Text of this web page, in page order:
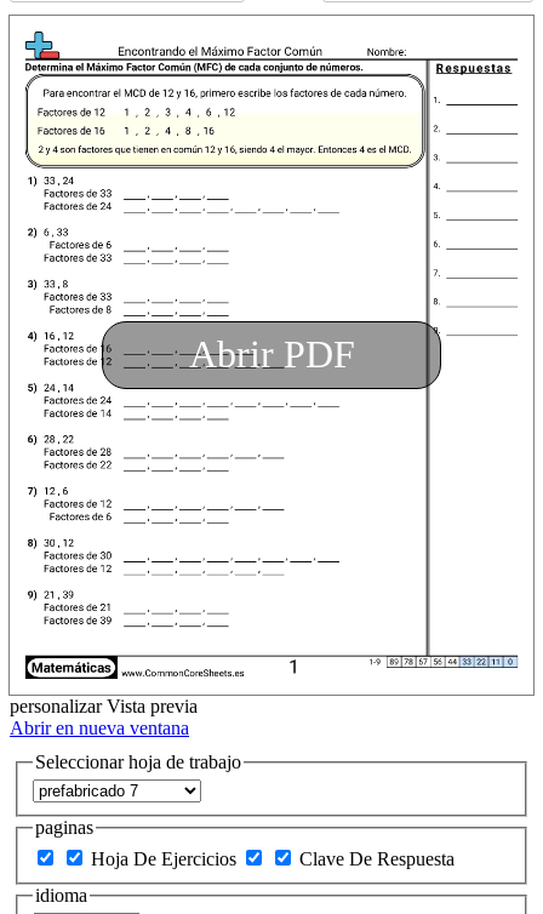
Abrir PDF
personalizar Vista previa
Abrir en nueva ventana
Seleccionar hoja de trabajo
paginas
Hoja De Ejercicios
Clave De Respuesta
idioma